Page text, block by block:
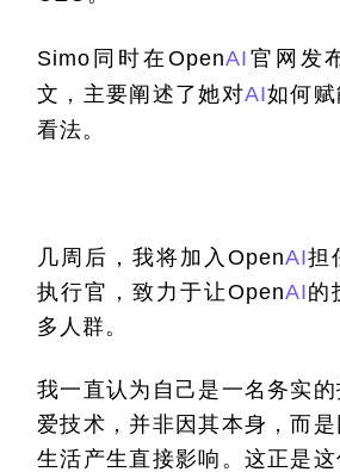
Simo 同时在 OpenAI 官网发
文，主要阐述了她对AI如何
看法。
几周后，我将加入 OpenAI担
执行官，致力于让OpenAI的
多人群。
我一直认为自己是一名务实
爱技术，并非因其本身，而
生活产生直接影响。这正是